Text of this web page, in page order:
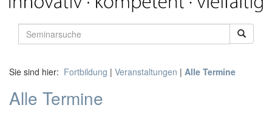
Sie sind hier: Fortbildung | Veranstaltungen | Alle Termine
Alle Termine